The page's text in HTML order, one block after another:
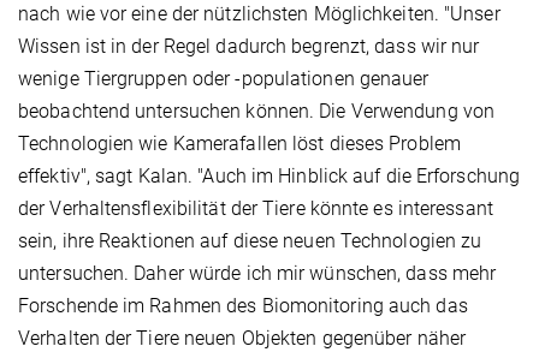
nach wie vor eine der nützlichsten Möglichkeiten. "Unser
Wissen ist in der Regel dadurch begrenzt, dass wir nur
wenige Tiergruppen oder -populationen genauer
beobachtend untersuchen können. Die Verwendung von
Technologien wie Kamerafallen löst dieses Problem
effektiv", sagt Kalan. "Auch im Hinblick auf die Erforschung
der Verhaltensflexibilität der Tiere könnte es interessant
sein, ihre Reaktionen auf diese neuen Technologien zu
untersuchen. Daher würde ich mir wünschen, dass mehr
Forschende im Rahmen des Biomonitoring auch das
Verhalten der Tiere neuen Objekten gegenüber näher